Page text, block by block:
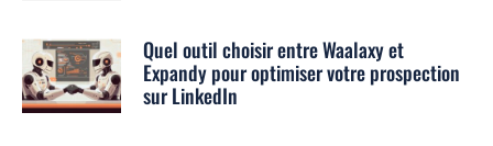
Quel outil choisir entre Waalaxy et
Expandy pour optimiser votre prospection
sur LinkedIn